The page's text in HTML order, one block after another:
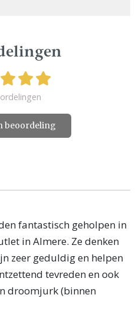
beoordeling
fantastisch geholpen in
in Almere. Ze denken
zeer geduldig en helpen
tevreden en ook
droomjurk (binnen